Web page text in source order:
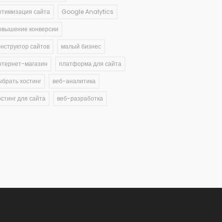
сайта Google Analytics
конверсии
сайтов малый бизнес
магазин платформа для сайта
хостинг веб-аналитика
для сайта веб-разработка